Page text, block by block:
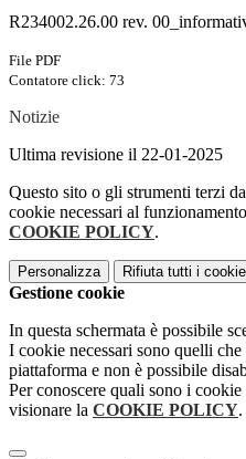
R234002.26.00 rev.
File PDF
Contatore click: 73
Notizie
Ultima revisione il 22-01-2025
Questo sito o gli strumenti terzi
cookie necessari al
COOKIE POLICY.
Personalizza Rifiuta tutti i
Gestione cookie
In questa schermata è possibile
I cookie necessari sono quelli
piattaforma e non è possibile
Per conoscere quali sono i
visionare la COOKIE POLICY.